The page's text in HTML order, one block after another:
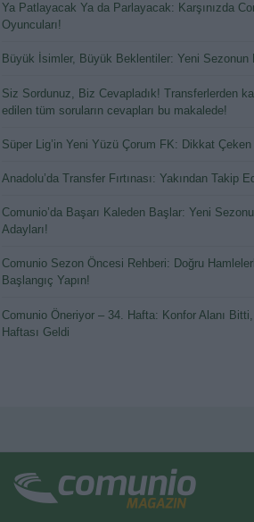
Ya Patlayacak Ya da Parlayacak: Karşınızda
Oyuncuları!
Büyük İsimler, Büyük Beklentiler: Yeni Sezonun
Siz Sordunuz, Biz Cevapladık! Transferlerden
edilen tüm soruların cevapları bu makalede!
Süper Lig’in Yeni Yüzü Çorum FK: Dikkat
Anadolu’da Transfer Fırtınası: Yakından Takip
Comunio’da Başarı Kaleden Başlar: Yeni
Adayları!
Comunio Sezon Öncesi Rehberi: Doğru
Başlangıç Yapın!
Comunio Öneriyor – 34. Hafta: Konfor Alanı
Haftası Geldi